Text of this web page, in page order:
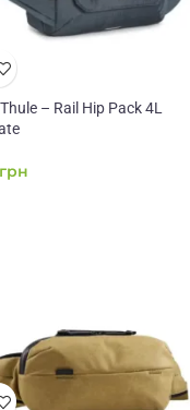
– Rail Hip Pack 4L
грн